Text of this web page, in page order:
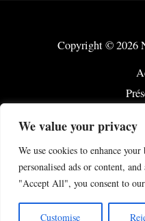
We value your privacy
We use cookies to enhance
personalised ads or content,
"Accept All", you consent to
Customise
Copyright © 2026